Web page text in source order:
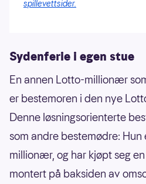
spillevettsider.
Sydenferie i egen stue
En annen Lotto-millionær
er bestemoren i den nye
Denne løsningsorienterte
som andre bestemødre:
millionær, og har kjøpt seg
montert på baksiden av